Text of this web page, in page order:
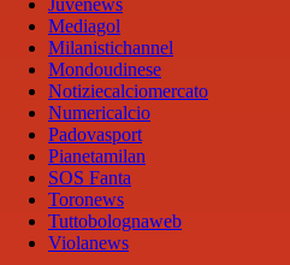
Juvenews
Mediagol
Milanistichannel
Mondoudinese
Notiziecalciomercato
Numericalcio
Padovasport
Pianetamilan
SOS Fanta
Toronews
Tuttobolognaweb
Violanews